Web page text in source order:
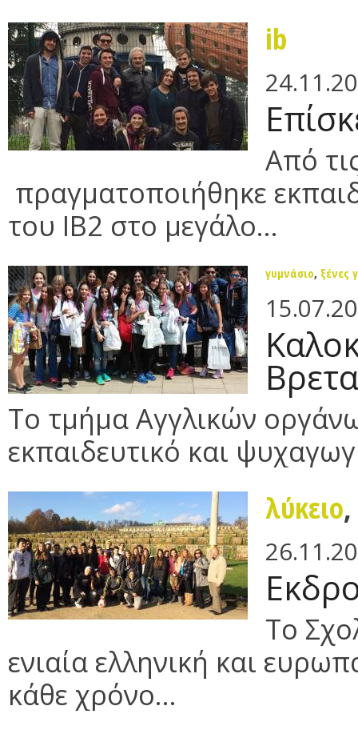
ib
Από
πραγματοποιήθηκε
του ΙΒ2 στο μεγάλο...
γυμνάσιο, ξένες
Το τμήμα Αγγλικών
εκπαιδευτικό και
λύκειο,
Το
ενιαία ελληνική και
κάθε χρόνο...